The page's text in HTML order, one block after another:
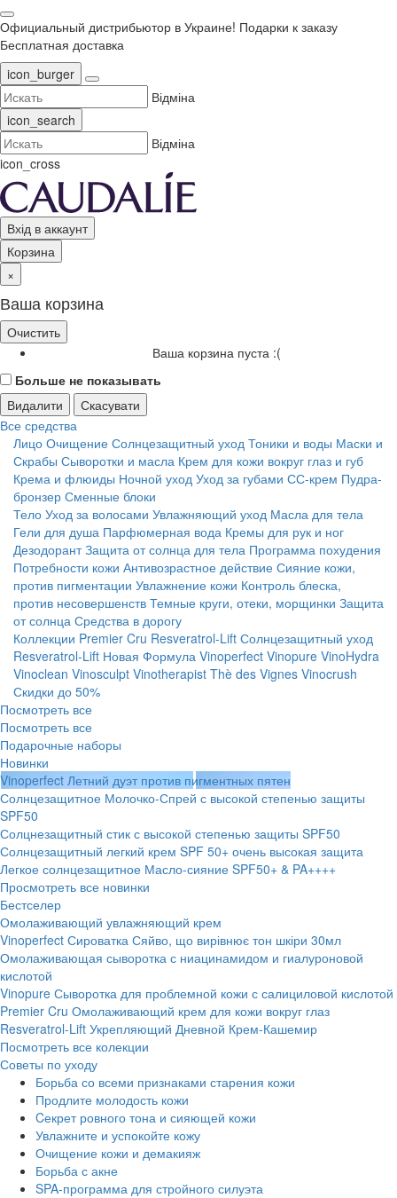
Официальный дистрибьютор в Украине! Подарки к заказу
Бесплатная доставка
icon_burger
Відміна
icon_search
Відміна
icon_cross
Вхід в аккаунт
Корзина
×
Ваша корзина
Очистить
Ваша корзина пуста :(
Больше не показывать
Видалити
Скасувати
Все средства
Лицо Очищение Солнцезащитный уход Тоники и воды Маски и
Скрабы Сыворотки и масла Крем для кожи вокруг глаз и губ
Крема и флюиды Ночной уход Уход за губами СС-крем Пудра-
бронзер Сменные блоки
Тело Уход за волосами Увлажняющий уход Масла для тела
Гели для душа Парфюмерная вода Кремы для рук и ног
Дезодорант Защита от солнца для тела Программа похудения
Потребности кожи Антивозрастное действие Сияние кожи,
против пигментации Увлажнение кожи Контроль блеска,
против несовершенств Темные круги, отеки, морщинки Защита
от солнца Средства в дорогу
Коллекции Premier Cru Resveratrol-Lift Солнцезащитный уход
Resveratrol-Lift Новая Формула Vinoperfect Vinopure VinoHydra
Vinoclean Vinosculpt Vinotherapist Thè des Vignes Vinocrush
Скидки до 50%
Посмотреть все
Посмотреть все
Подарочные наборы
Новинки
Vinoperfect Летний дуэт против пигментных пятен
Солнцезащитное Молочко-Спрей с высокой степенью защиты
SPF50
Солцнезащитный стик с высокой степенью защиты SPF50
Солнцезащитный легкий крем SPF 50+ очень высокая защита
Легкое солнцезащитное Масло-сияние SPF50+ & PA++++
Просмотреть все новинки
Бестселер
Омолаживающий увлажняющий крем
Vinoperfect Сироватка Сяйво, що вирівнює тон шкіри 30мл
Омолаживающая сыворотка с ниацинамидом и гиалуроновой
кислотой
Vinopure Сыворотка для проблемной кожи с салициловой кислотой
Premier Cru Омолаживающий крем для кожи вокруг глаз
Resveratrol-Lift Укрепляющий Дневной Крем-Кашемир
Посмотреть все колекции
Советы по уходу
Борьба со всеми признаками старения кожи
Продлите молодость кожи
Cекрет ровного тона и сияющей кожи
Увлажните и успокойте кожу
Очищение кожи и демакияж
Борьба с акне
SPA-программа для стройного силуэта